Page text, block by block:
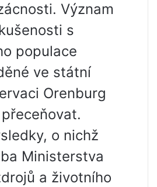
Význam
s
populace
ve státní
Orenburg
o nichž
Ministerstva
a životního